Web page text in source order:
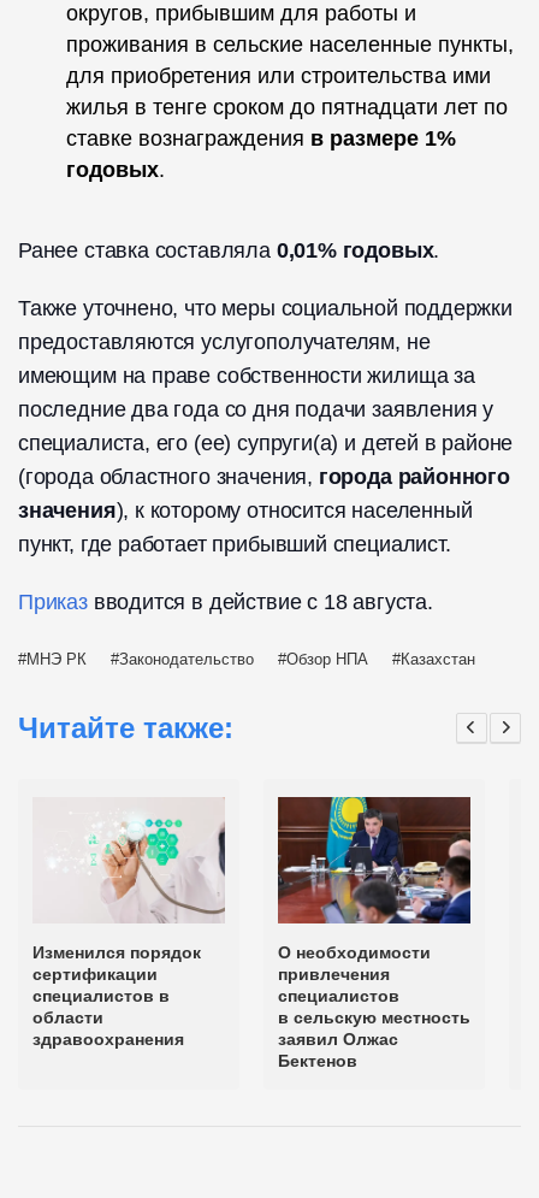
округов, прибывшим для работы и
проживания в сельские населенные пункты,
для приобретения или строительства ими
жилья в тенге сроком до пятнадцати лет по
ставке вознаграждения в размере 1%
годовых.
Ранее ставка составляла0,01% годовых.
Также уточнено, что меры социальной поддержки
предоставляются услугополучателям, не
имеющим на праве собственности жилища за
последние два года со дня подачи заявления у
специалиста, его (ее) супруги(а) и детей в районе
(города областного значения, города районного
значения), к которому относится населенный
пункт, где работает прибывший специалист.
Приказвводится в действие с 18 августа.
МНЭ РК Законодательство Обзор НПА Казахстан
Читайте также:
Изменился порядок
сертификации
специалистов в
области
здравоохранения
О необходимости
привлечения
специалистов
в сельскую местность
заявил Олжас
Бектенов